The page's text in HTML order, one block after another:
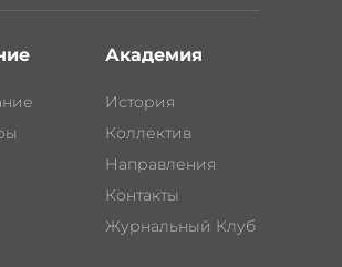
Академия
История
Коллектив
Направления
Контакты
Журнальный Клуб